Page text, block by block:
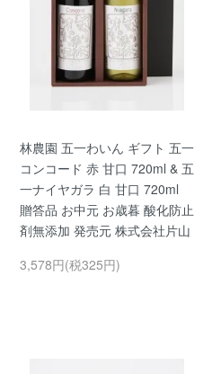
林農園 五一わいん ギフト 五一
コンコード 赤 甘口 720ml & 五
一ナイヤガラ 白 甘口 720ml
贈答品 お中元 お歳暮 酸化防止
剤無添加 発売元 株式会社片山
3,578円(税325円)